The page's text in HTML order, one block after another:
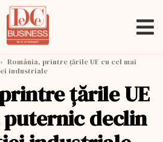
› România, printre ţările UE cu cel mai
industriale
ţările UE
puternic declin